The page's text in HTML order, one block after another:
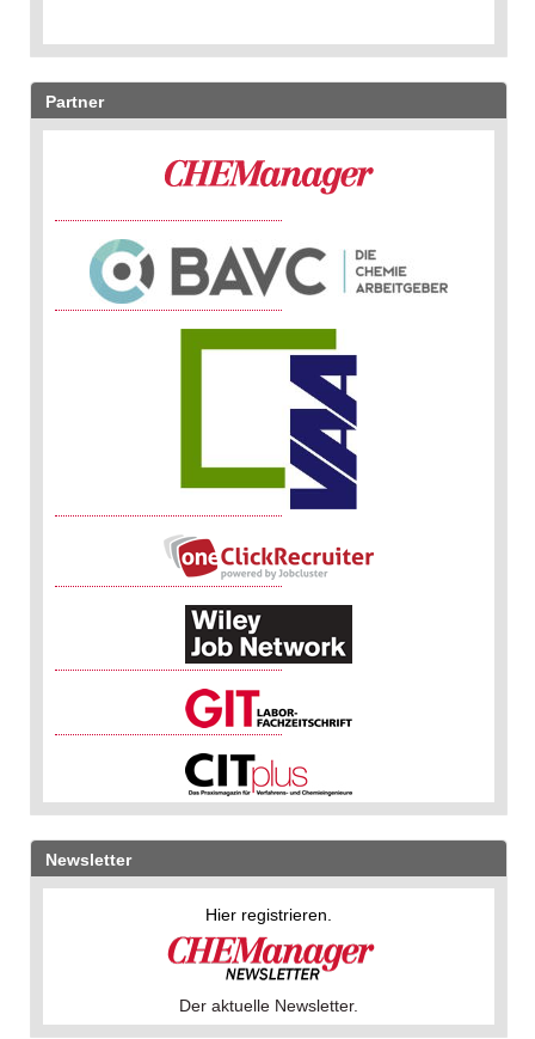
Partner
Newsletter
Hier registrieren.
Der aktuelle Newsletter.